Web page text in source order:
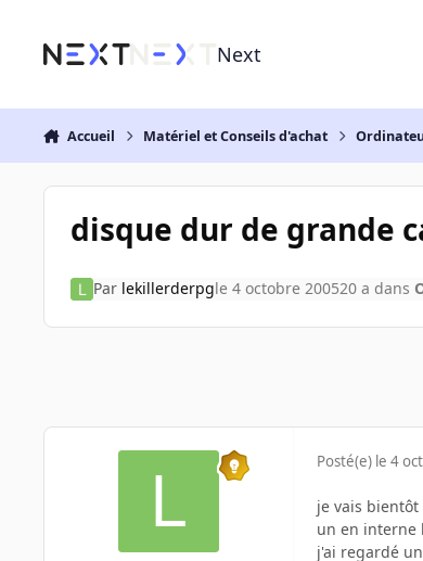
Next
Accueil Matériel et Conseils d'achat
disque dur de grande
Par lekillerderpgle 4 octobre 200520 a dans
Posté(e) le 4
je vais
un en interne
j'ai regardé